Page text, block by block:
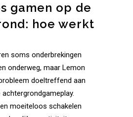
gamen op de
hoe werkt
soms onderbrekingen
onderweg, maar Lemon
doeltreffend aan
moeiteloos schakelen